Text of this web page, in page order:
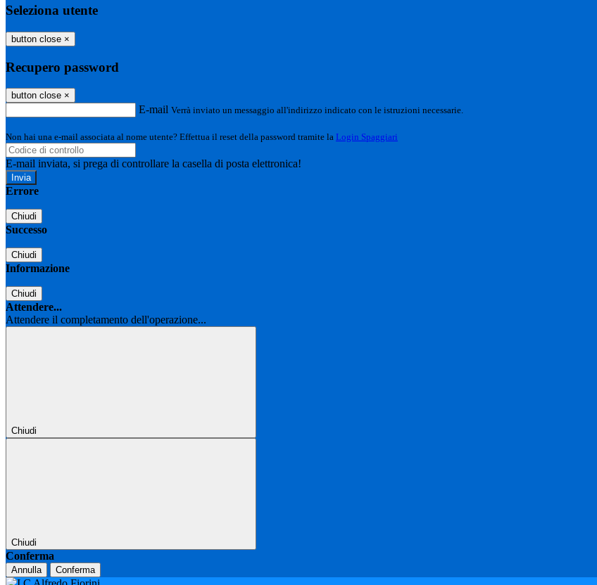
Seleziona utente
button close ×
Recupero password
button close ×
E-mail Verrà inviato un messaggio all'indirizzo indicato con le istruzioni necessarie.
Non hai una e-mail associata al nome utente? Effettua il reset della password tramite la Login Spaggiari
E-mail inviata, si prega di controllare la casella di posta elettronica!
Errore
Chiudi
Successo
Chiudi
Informazione
Chiudi
Attendere...
Attendere il completamento dell'operazione...
Chiudi
Chiudi
Conferma
Annulla Conferma